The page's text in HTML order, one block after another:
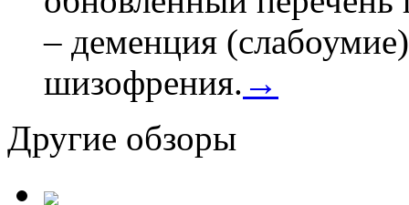
– деменция
шизофрения. →
Другие обзоры